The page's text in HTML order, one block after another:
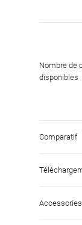
Nombre de
disponibles
Comparatif
Accessories